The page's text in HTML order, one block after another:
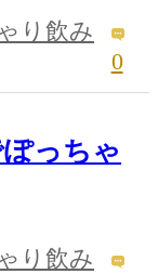
り飲み
0
っちゃ
り飲み